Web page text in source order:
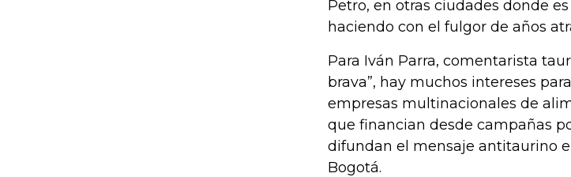
Petro, en otras ciudades donde
haciendo con el fulgor de años
Para Iván Parra, comentarista
brava”, hay muchos intereses
empresas multinacionales de
que financian desde campañas
difundan el mensaje antitaurino
Bogotá.